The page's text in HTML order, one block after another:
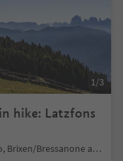
1/3
hike: Latzfons
Feldthurns/Velturno, Brixen/Bressanone and environs